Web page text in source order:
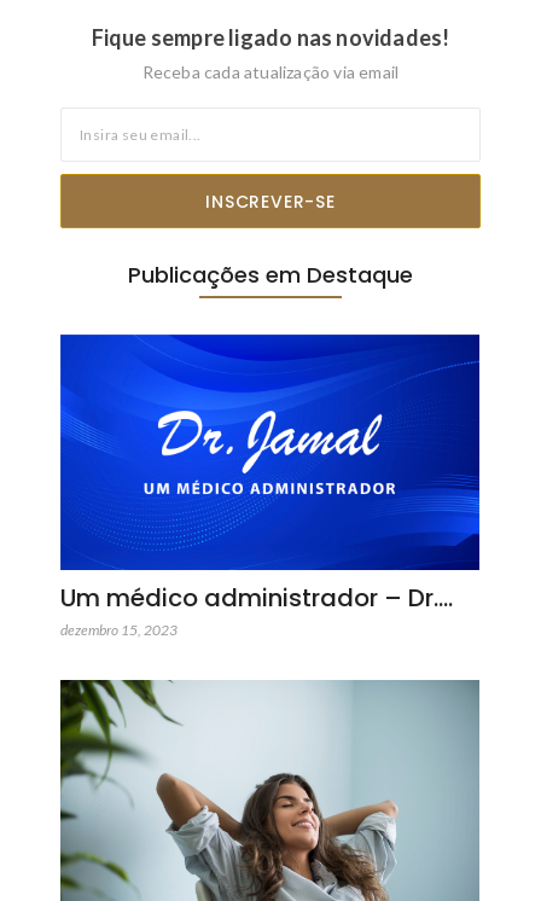
Fique sempre ligado nas novidades!
Receba cada atualização via email
INSCREVER-SE
Publicações em Destaque
Um médico administrador – Dr.…
dezembro 15, 2023